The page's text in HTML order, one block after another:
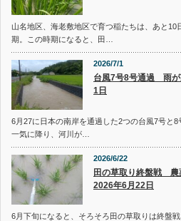
山名地区、海老敷地区で育つ稲たちは、あと
期。この時期になると、田…
2026/7/1
台風7号8号通過 雨
1日
6月27に日本の南岸を通過した2つの台風7号と
一気に降り、河川が…
2026/6/22
田の草取り終盤戦
2026年6月22日
6月下旬になると、そろそろ田の草取りは終盤